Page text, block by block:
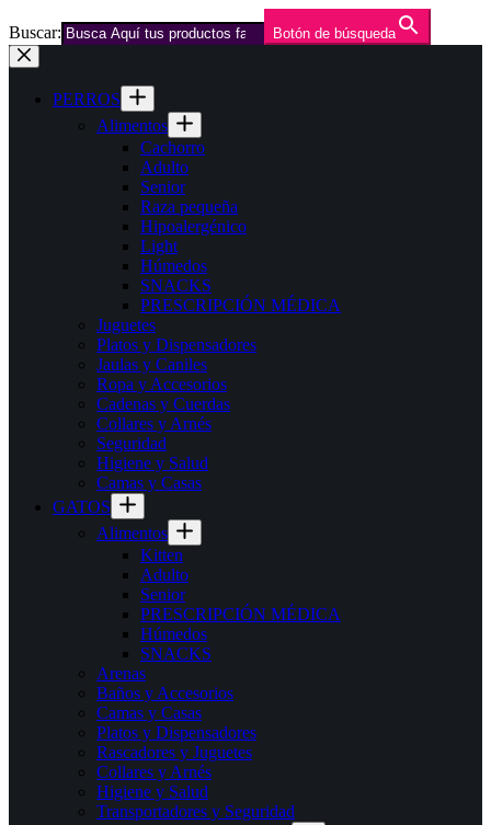
Buscar: Botón de búsqueda
Saltar
al
contenidoPERROS
Alimentos
Cachorro
Adulto
Senior
Raza pequeña
Hipoalergénico
Light
Húmedos
SNACKS
PRESCRIPCIÓN MÉDICA
Juguetes
Platos y Dispensadores
Jaulas y Caniles
Ropa y Accesorios
Cadenas y Cuerdas
Collares y Arnés
Seguridad
Higiene y Salud
Camas y Casas
GATOS
Alimentos
Kitten
Adulto
Senior
PRESCRIPCIÓN MÉDICA
Húmedos
SNACKS
Arenas
Baños y Accesorios
Camas y Casas
Platos y Dispensadores
Rascadores y Juguetes
Collares y Arnés
Higiene y Salud
Transportadores y Seguridad